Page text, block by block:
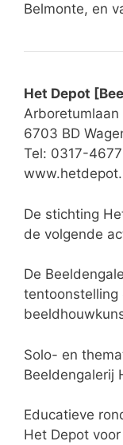
Belmonte, en
Het Depot
Arboretumlaan
6703 BD
Tel: 0317-
De stichting
de volgende
De
tentoonstelling
Solo- en
Beeldengalerij
Educatieve
Het Depot